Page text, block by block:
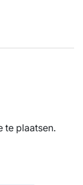
te plaatsen.